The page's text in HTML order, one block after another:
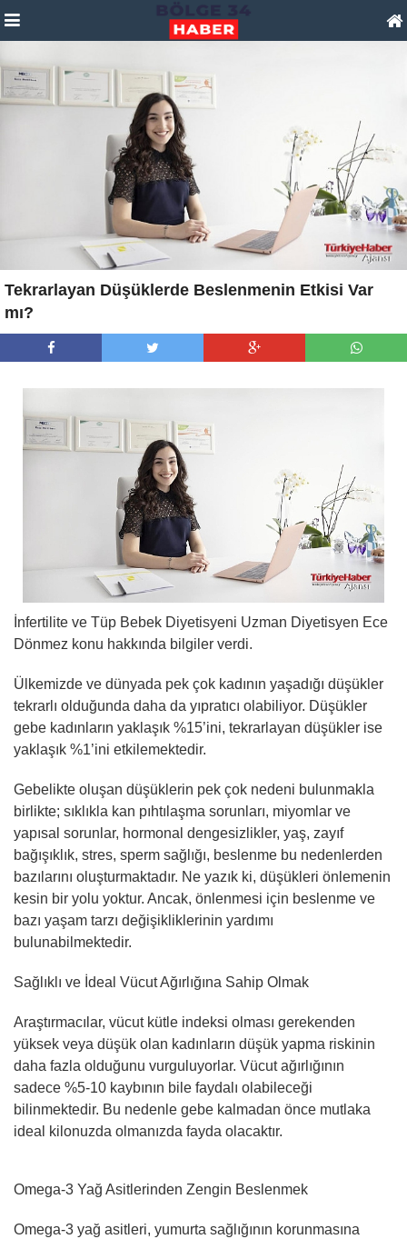
Tekrarlayan Düşüklerde Beslenmenin Etkisi Var
mı?
İnfertilite ve Tüp Bebek Diyetisyeni Uzman Diyetisyen Ece
Dönmez konu hakkında bilgiler verdi.
Ülkemizde ve dünyada pek çok kadının yaşadığı düşükler
tekrarlı olduğunda daha da yıpratıcı olabiliyor. Düşükler
gebe kadınların yaklaşık %15’ini, tekrarlayan düşükler ise
yaklaşık %1’ini etkilemektedir.
Gebelikte oluşan düşüklerin pek çok nedeni bulunmakla
birlikte; sıklıkla kan pıhtılaşma sorunları, miyomlar ve
yapısal sorunlar, hormonal dengesizlikler, yaş, zayıf
bağışıklık, stres, sperm sağlığı, beslenme bu nedenlerden
bazılarını oluşturmaktadır. Ne yazık ki, düşükleri önlemenin
kesin bir yolu yoktur. Ancak, önlenmesi için beslenme ve
bazı yaşam tarzı değişikliklerinin yardımı
bulunabilmektedir.
Sağlıklı ve İdeal Vücut Ağırlığına Sahip Olmak
Araştırmacılar, vücut kütle indeksi olması gerekenden
yüksek veya düşük olan kadınların düşük yapma riskinin
daha fazla olduğunu vurguluyorlar. Vücut ağırlığının
sadece %5-10 kaybının bile faydalı olabileceği
bilinmektedir. Bu nedenle gebe kalmadan önce mutlaka
ideal kilonuzda olmanızda fayda olacaktır.
Omega-3 Yağ Asitlerinden Zengin Beslenmek
Omega-3 yağ asitleri, yumurta sağlığının korunmasına